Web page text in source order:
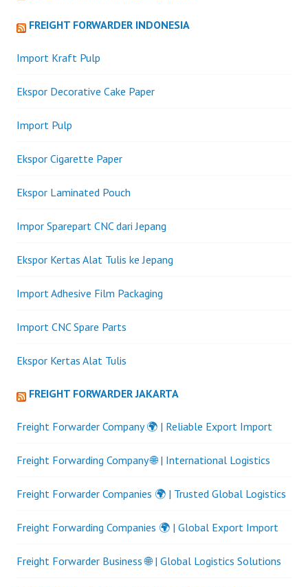
FREIGHT FORWARDER INDONESIA
Import Kraft Pulp
Ekspor Decorative Cake Paper
Import Pulp
Ekspor Cigarette Paper
Ekspor Laminated Pouch
Impor Sparepart CNC dari Jepang
Ekspor Kertas Alat Tulis ke Jepang
Import Adhesive Film Packaging
Import CNC Spare Parts
Ekspor Kertas Alat Tulis
FREIGHT FORWARDER JAKARTA
Freight Forwarder Company 🌍 | Reliable Export Import
Freight Forwarding Company 🌐 | International Logistics
Freight Forwarder Companies 🌍 | Trusted Global Logistics
Freight Forwarding Companies 🌍 | Global Export Import
Freight Forwarder Business 🌐 | Global Logistics Solutions